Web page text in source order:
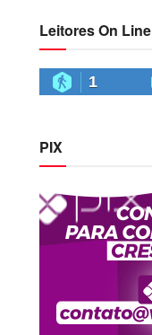
Leitores On Line
1
PIX